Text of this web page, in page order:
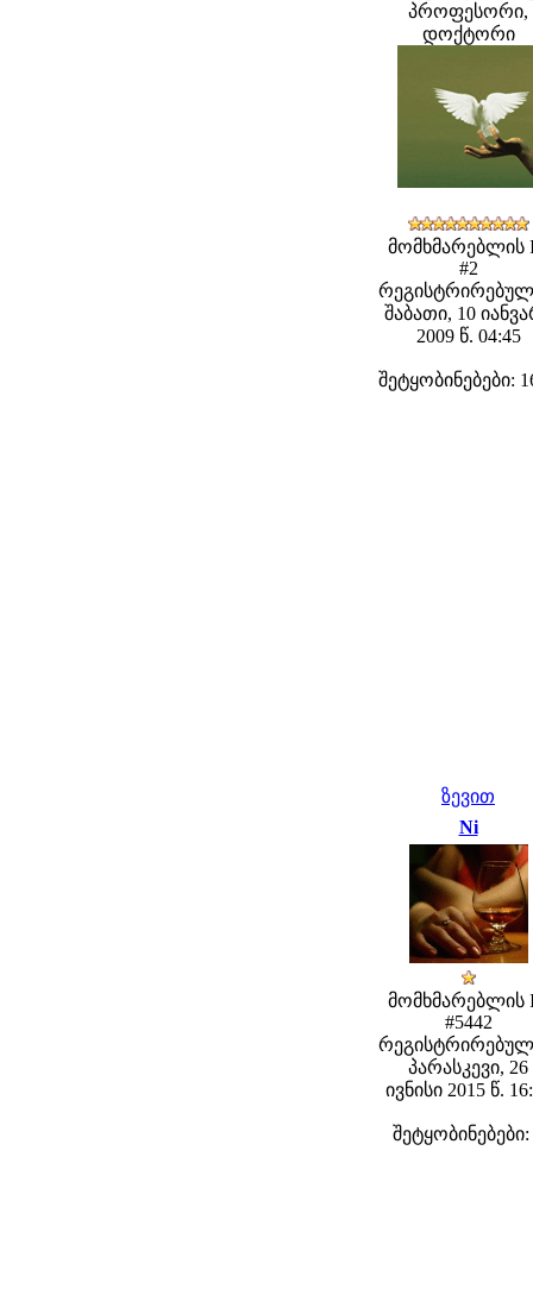
პროფესორი,
დოქტორი
მომხმარებლის
#2
შაბათი, 10
2009 წ. 04:45
შეტყობინებები:
ზევით
Ni
მომხმარებლის
#5442
პარასკევი, 26
ივნისი 2015 წ.
შეტყობინებები: